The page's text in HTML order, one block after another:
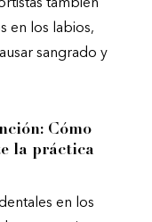
también
en los labios,
sangrado y
Cómo
la práctica
en los